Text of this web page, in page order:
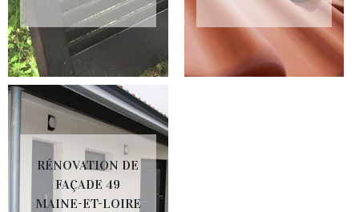
RÉNOVATION DE
FAÇADE 49
MAINE-ET-LOIRE